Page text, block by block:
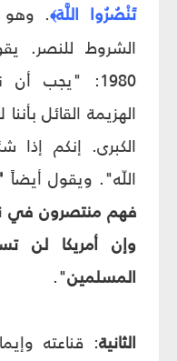
تَنْصُرُوا اللَّهَ﴾. وهو
الشروط للنصر.
1980: "يجب
الهزيمة القائل
الكبرى. إنكم إذا
اللّه". ويقول أيضاً
فهم منتصرون في
وإن أمريكا لن
المسلمين".
الثانية: قناعته